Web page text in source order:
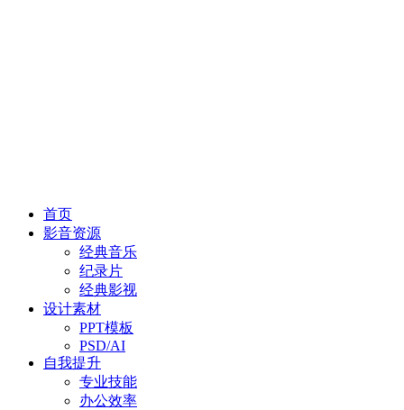
首页
影音资源
经典音乐
纪录片
经典影视
设计素材
PPT模板
PSD/AI
自我提升
专业技能
办公效率